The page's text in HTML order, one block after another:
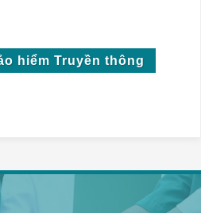
hiểm Truyền thông